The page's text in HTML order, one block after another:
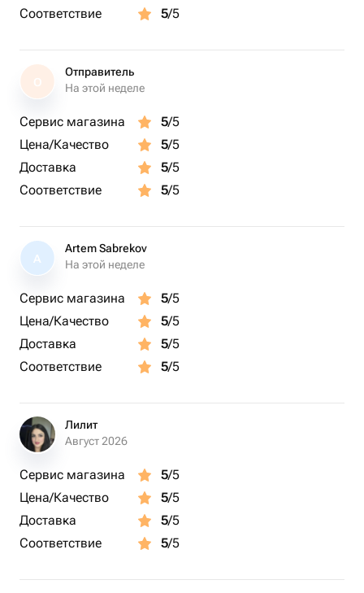
Соответствие
5/5
О
Отправитель
На этой неделе
Сервис магазина 5/5
Цена/Качество
5/5
Доставка
5/5
Соответствие
5/5
A
Artem Sabrekov
На этой неделе
Сервис магазина 5/5
Цена/Качество
5/5
Доставка
5/5
Соответствие
5/5
Лилит
Август 2026
Сервис магазина 5/5
Цена/Качество
5/5
Доставка
5/5
Соответствие
5/5